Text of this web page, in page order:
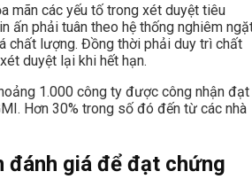
mãn các yếu tố trong xét duyệt tiêu
ấn phải tuân theo hệ thống nghiêm
chất lượng. Đồng thời phải duy trì chất
duyệt lại khi hết hạn.
1.000 công ty được công nhận đạt
Hơn 30% trong số đó đến từ các nhà
đánh giá để đạt chứng